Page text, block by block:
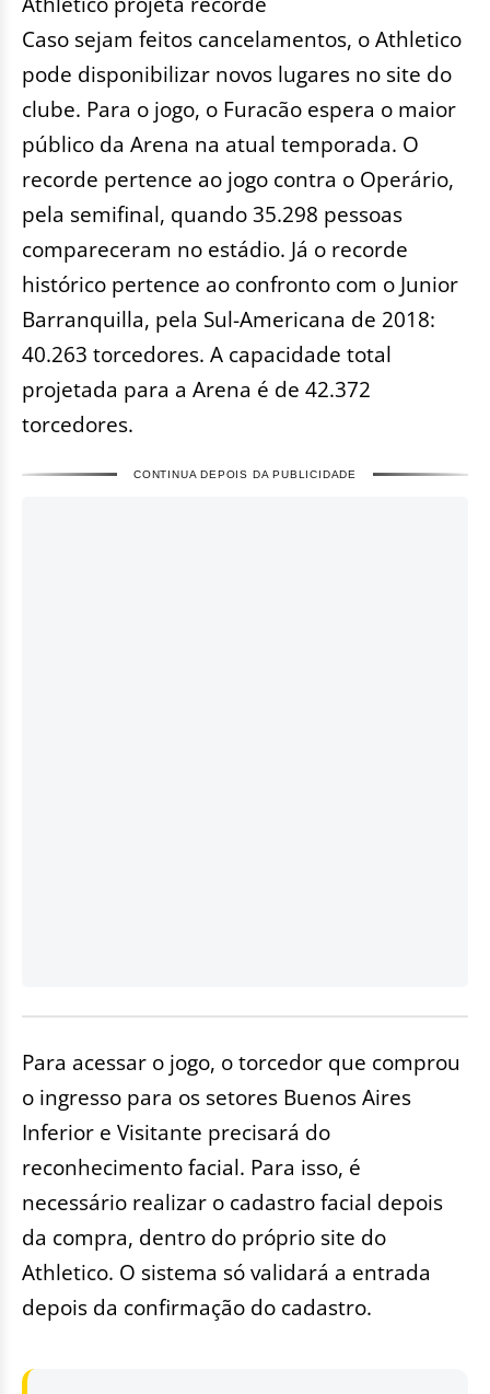
Caso sejam feitos cancelamentos, o Athletico
pode disponibilizar novos lugares no site do
clube. Para o jogo, o Furacão espera o maior
público da Arena na atual temporada. O
recorde pertence ao jogo contra o Operário,
pela semifinal, quando 35.298 pessoas
compareceram no estádio. Já o recorde
histórico pertence ao confronto com o Junior
Barranquilla, pela Sul-Americana de 2018:
40.263 torcedores. A capacidade total
projetada para a Arena é de 42.372
torcedores.
CONTINUA DEPOIS DA PUBLICIDADE
Para acessar o jogo, o torcedor que comprou
o ingresso para os setores Buenos Aires
Inferior e Visitante precisará do
reconhecimento facial. Para isso, é
necessário realizar o cadastro facial depois
da compra, dentro do próprio site do
Athletico. O sistema só validará a entrada
depois da confirmação do cadastro.